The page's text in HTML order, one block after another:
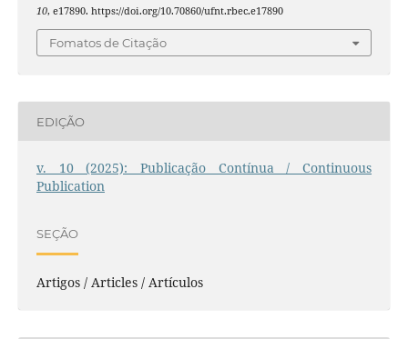
10, e17890. https://doi.org/10.70860/ufnt.rbec.e17890
Fomatos de Citação
EDIÇÃO
v. 10 (2025): Publicação Contínua / Continuous
Publication
SEÇÃO
Artigos / Articles / Artículos